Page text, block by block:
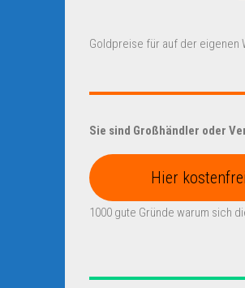
Goldpreise für auf der eigenen
Sie sind Großhändler oder
Hier
1000 gute Gründe warum sich